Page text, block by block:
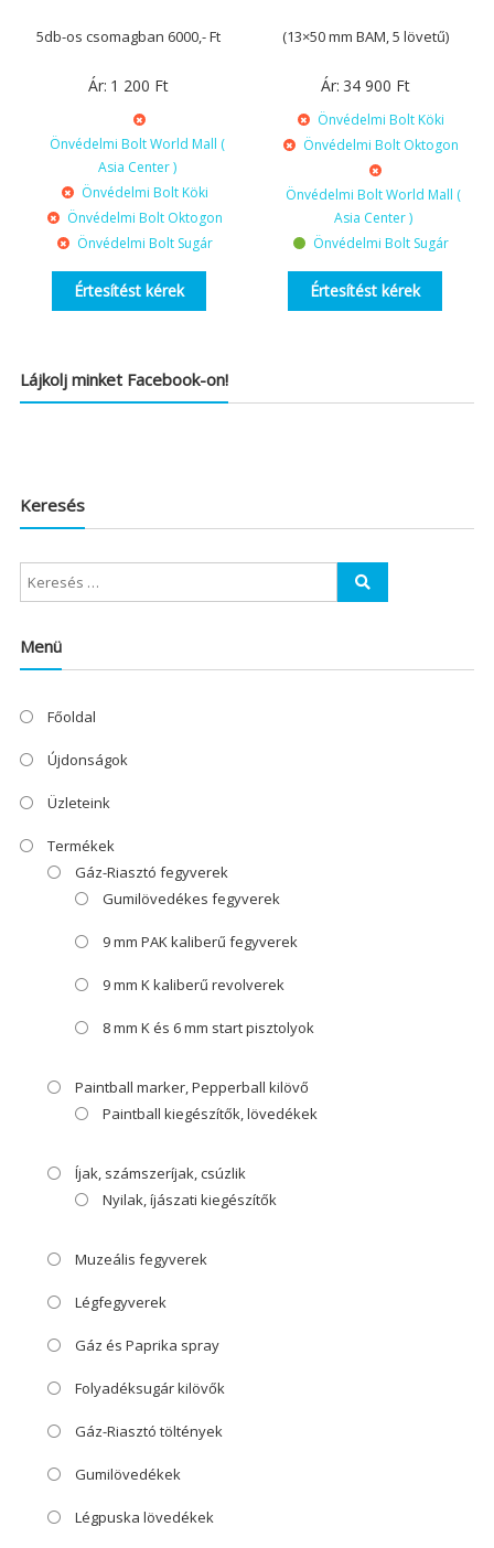
5db-os csomagban 6000,- Ft
Ár: 1 200 Ft
Önvédelmi Bolt World Mall (
Asia Center )
Önvédelmi Bolt Köki
Önvédelmi Bolt Oktogon
Önvédelmi Bolt Sugár
Értesítést kérek
(13×50 mm BAM, 5 lövetű)
Ár: 34 900 Ft
Önvédelmi Bolt Köki
Önvédelmi Bolt Oktogon
Önvédelmi Bolt World Mall (
Asia Center )
Önvédelmi Bolt Sugár
Értesítést kérek
Lájkolj minket Facebook-on!
Keresés
Menü
Főoldal
Újdonságok
Üzleteink
Termékek
Gáz-Riasztó fegyverek
Gumilövedékes fegyverek
9 mm PAK kaliberű fegyverek
9 mm K kaliberű revolverek
8 mm K és 6 mm start pisztolyok
Paintball marker, Pepperball kilövő
Paintball kiegészítők, lövedékek
Íjak, számszeríjak, csúzlik
Nyilak, íjászati kiegészítők
Muzeális fegyverek
Légfegyverek
Gáz és Paprika spray
Folyadéksugár kilövők
Gáz-Riasztó töltények
Gumilövedékek
Légpuska lövedékek